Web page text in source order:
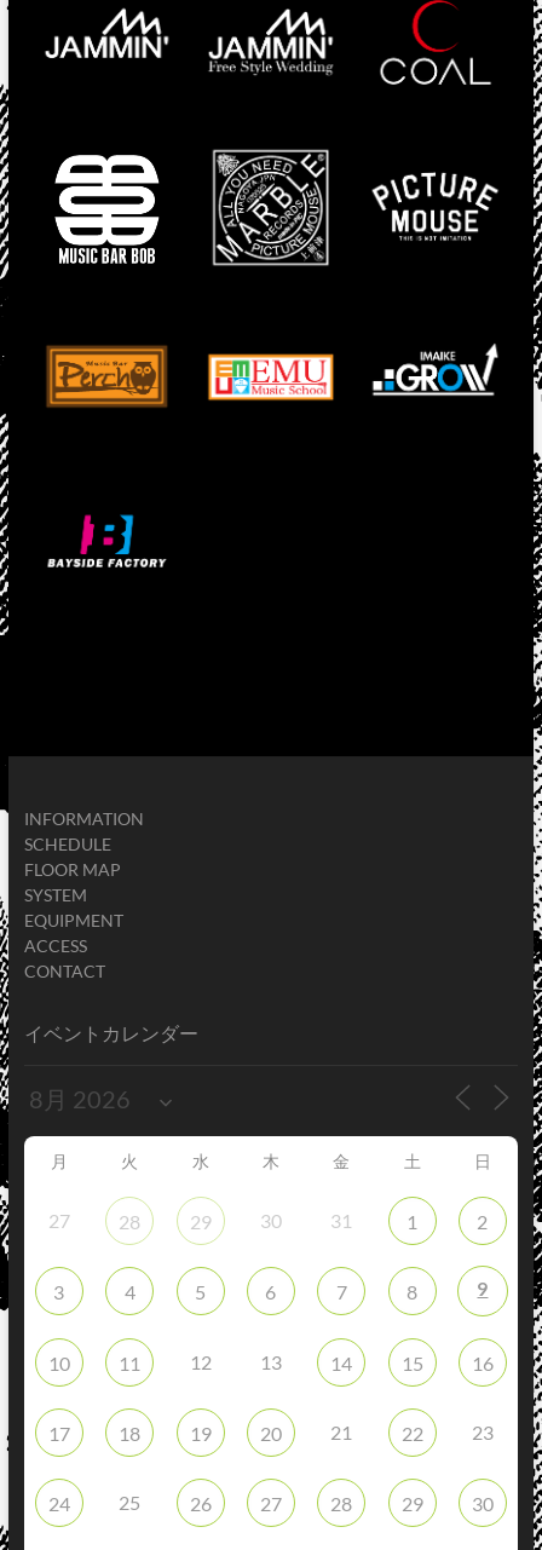
INFORMATION
SCHEDULE
FLOOR MAP
SYSTEM
EQUIPMENT
ACCESS
CONTACT
イベントカレンダー
月 火 水 木 金 土 日
27 28 29 30 31 1 2
3 4 5 6 7 8 9
10 11 12 13 14 15 16
17 18 19 20 21 22 23
24 25 26 27 28 29 30